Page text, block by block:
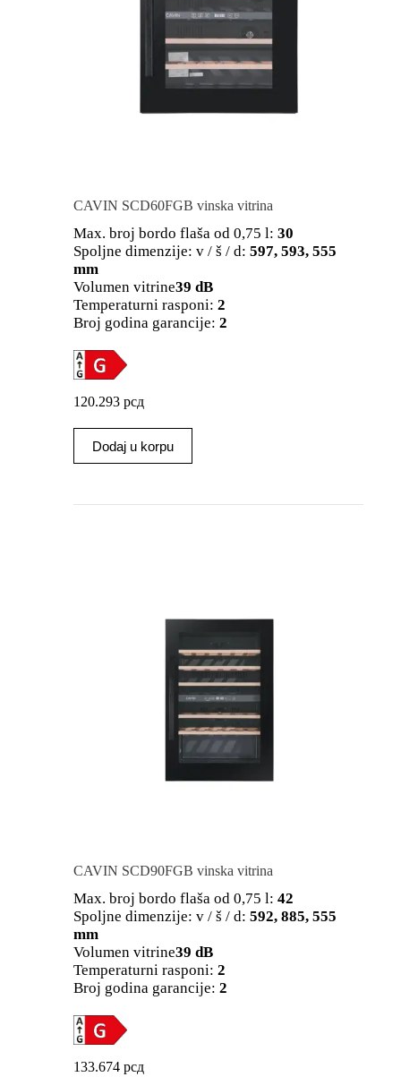
CAVIN SCD60FGB vinska vitrina
Max. broj bordo flaša od 0,75 l: 30
Spoljne dimenzije: v / š / d: 597, 593, 555
mm
Volumen vitrine39 dB
Temperaturni rasponi: 2
Broj godina garancije: 2
120.293 рсд
Dodaj u korpu
CAVIN SCD90FGB vinska vitrina
Max. broj bordo flaša od 0,75 l: 42
Spoljne dimenzije: v / š / d: 592, 885, 555
mm
Volumen vitrine39 dB
Temperaturni rasponi: 2
Broj godina garancije: 2
133.674 рсд